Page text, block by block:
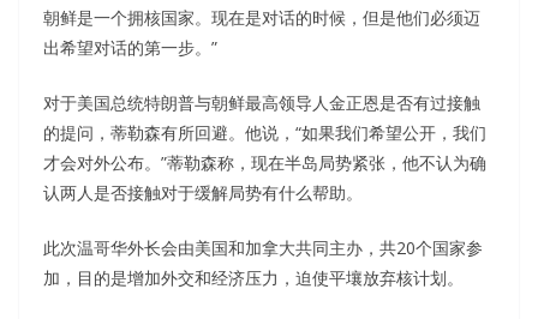
朝鲜是一个拥核国家。现在是对话的时候，但是他们必须迈
出希望对话的第一步。”
对于美国总统特朗普与朝鲜最高领导人金正恩是否有过接触
的提问，蒂勒森有所回避。他说，“如果我们希望公开，我们
才会对外公布。”蒂勒森称，现在半岛局势紧张，他不认为确
认两人是否接触对于缓解局势有什么帮助。
此次温哥华外长会由美国和加拿大共同主办，共20个国家参
加，目的是增加外交和经济压力，迫使平壤放弃核计划。